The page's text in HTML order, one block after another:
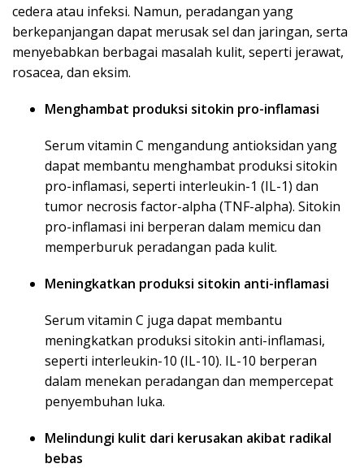
cedera atau infeksi. Namun, peradangan yang
berkepanjangan dapat merusak sel dan jaringan, serta
menyebabkan berbagai masalah kulit, seperti jerawat,
rosacea, dan eksim.
Menghambat produksi sitokin pro-inflamasi
Serum vitamin C mengandung antioksidan yang
dapat membantu menghambat produksi sitokin
pro-inflamasi, seperti interleukin-1 (IL-1) dan
tumor necrosis factor-alpha (TNF-alpha). Sitokin
pro-inflamasi ini berperan dalam memicu dan
memperburuk peradangan pada kulit.
Meningkatkan produksi sitokin anti-inflamasi
Serum vitamin C juga dapat membantu
meningkatkan produksi sitokin anti-inflamasi,
seperti interleukin-10 (IL-10). IL-10 berperan
dalam menekan peradangan dan mempercepat
penyembuhan luka.
Melindungi kulit dari kerusakan akibat radikal
bebas